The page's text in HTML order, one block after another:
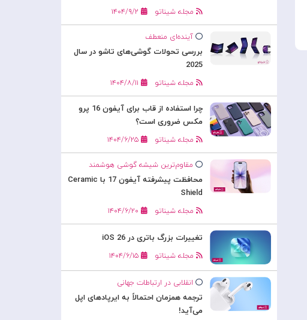
مجله شیناتو ۱۴۰۴/۹/۲
آینده‌ای منعطف
بررسی تحولات گوشی‌های تاشو در سال
2025
مجله شیناتو ۱۴۰۴/۸/۱۱
چرا استفاده از قاب برای آیفون 16 پرو
مکس ضروری است؟
مجله شیناتو ۱۴۰۴/۶/۲۵
مقاوم‌ترین شیشه گوشی هوشمند
محافظت پیشرفته آیفون 17 با Ceramic
Shield
مجله شیناتو ۱۴۰۴/۶/۲۰
تغییرات بزرگ باتری در iOS 26
مجله شیناتو ۱۴۰۴/۶/۱۵
انقلابی در ارتباطات جهانی
ترجمه همزمان احتمالاً به ایرپادهای اپل
می‌آید!